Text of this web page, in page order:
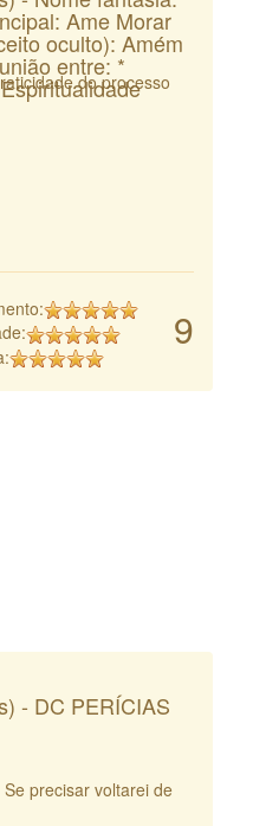
Ame Morar
oculto): Amém
entre: *
do processo
9
- DC PERÍCIAS
precisar voltarei de